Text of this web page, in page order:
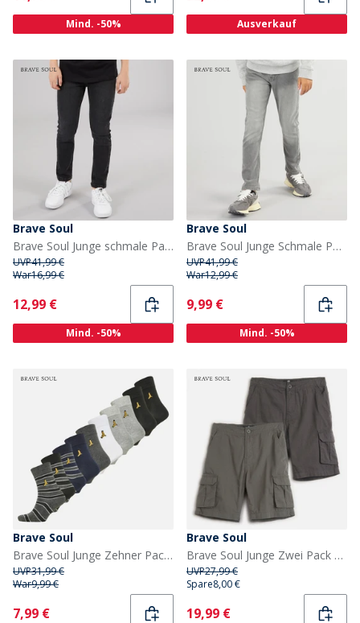
Mind. -50% Ausverkauf
Brave Soul
Brave Soul Junge schmale Passform Jeans Anthrazit
UVP41,99 €
War16,99 €
Current
12,99 €
Mind. -50%
Brave Soul
Brave Soul Junge Schmale Passform Jeans Grau
UVP41,99 €
War12,99 €
Current
9,99 €
Mind. -50%
Brave Soul
Brave Soul Junge Zehner Pack Turnschuh Socken Mehrfarbig
UVP31,99 €
War9,99 €
Current
7,99 €
Brave Soul
Brave Soul Junge Zwei Pack Cargo Shorts Dunkel Grau / Marine Dark Grey / Navy
UVP27,99 €
Spare8,00 €
Current
19,99 €